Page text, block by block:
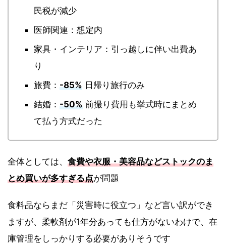
民税が減少
医師関連：想定内
家具・インテリア：引っ越しに伴い出費あ
り
旅費： -85% 日帰り旅行のみ
結婚： -50% 前撮り費用も挙式時にまとめ
て払う方式だった
全体としては、 食費や衣服・美容品などストックのま
とめ買いが多すぎる点が問題
食料品ならまだ「災害時に役立つ」など言い訳ができ
ますが、柔軟剤が1年分あっても仕方がないわけで、在
庫管理をしっかりする必要がありそうです